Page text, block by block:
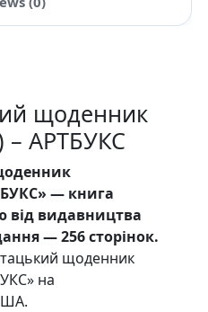
щоденник
– АРТБУКС
— книга
від видавництва
— 256 сторінок.
щоденник
на